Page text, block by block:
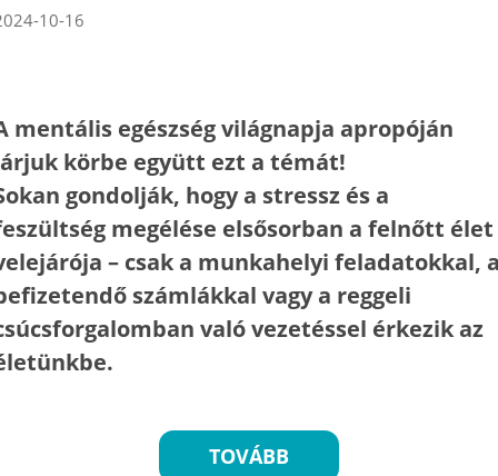
10-16
mentális egészség világnapja apropóján
körbe együtt ezt a témát!
gondolják, hogy a stressz és a
megélése elsősorban a felnőtt élet
– csak a munkahelyi feladatokkal,
számlákkal vagy a reggeli
való vezetéssel érkezik az
TOVÁBB